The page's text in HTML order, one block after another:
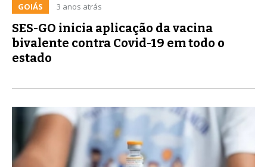
GOIÁS 3 anos atrás
SES-GO inicia aplicação da vacina
bivalente contra Covid-19 em todo o
estado